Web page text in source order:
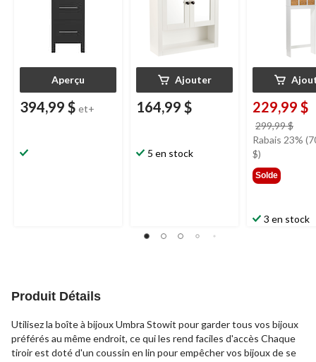
Aperçu
394,99 $ et+
Ajouter
164,99 $
5 en stock
229,99 $
299,99 $
était
Rabais 23%
$)
Solde
3 en stock
Produit Détails
Utilisez la boîte à bijoux Umbra Stowit pour garder tous vos bijoux
préférés au même endroit, ce qui les rend faciles d'accès Chaque
tiroir est doté d'un coussin en lin pour empêcher vos bijoux de se